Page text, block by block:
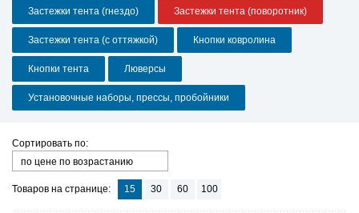
Застежки тента (гнездо) Застежки тента (поворотник)
Застежки тента (с оттяжкой) Кнопки ковролина
Кнопки тента Люверсы
Установочные наборы, прессы, пробойники
Сортировать по:
по цене по возрастанию
Товаров на странице: 15 30 60 100